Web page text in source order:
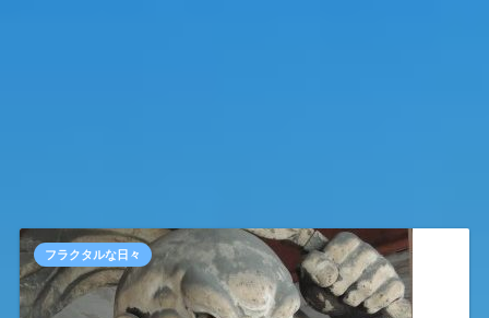
フラクタルな日々